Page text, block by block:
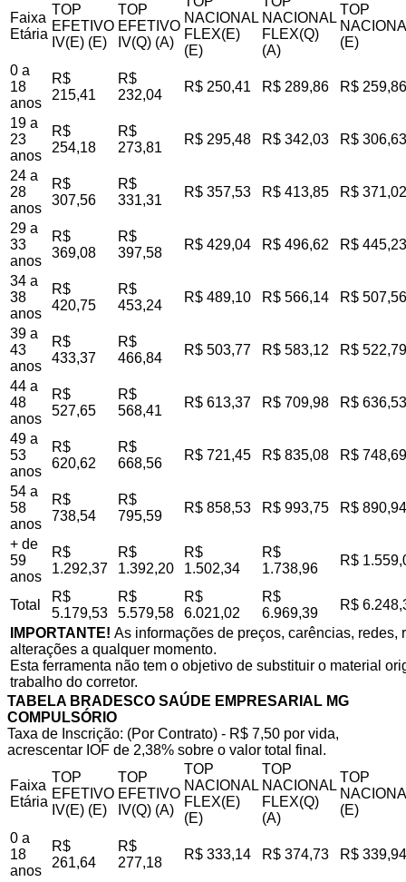
Faixa
Etária
TOP
EFETIVO
IV(E) (E)
TOP
EFETIVO
IV(Q) (A)
NACIONAL
FLEX(E)
(E)
NACIONAL
FLEX(Q)
(A)
TOP
(E)
0 a
18
anos
R$
215,41
R$
232,04
R$ 250,41 R$ 289,86 R$ 259,86
19 a
23
anos
R$
254,18
R$
273,81
R$ 295,48 R$ 342,03 R$ 306,63
24 a
28
anos
R$
307,56
R$
331,31
R$ 357,53 R$ 413,85 R$ 371,02
29 a
33
anos
R$
369,08
R$
397,58
R$ 429,04 R$ 496,62 R$ 445,23
34 a
38
anos
R$
420,75
R$
453,24
R$ 489,10 R$ 566,14 R$ 507,56
39 a
43
anos
R$
433,37
R$
466,84
R$ 503,77 R$ 583,12 R$ 522,79
44 a
48
anos
R$
527,65
R$
568,41
R$ 613,37 R$ 709,98 R$ 636,53
49 a
53
anos
R$
620,62
R$
668,56
R$ 721,45 R$ 835,08 R$ 748,69
54 a
58
anos
R$
738,54
R$
795,59
R$ 858,53 R$ 993,75 R$ 890,94
+ de
59
anos
R$
1.292,37
R$
1.392,20
R$
1.502,34
R$
1.738,96
R$
Total
R$
5.179,53
R$
5.579,58
R$
6.021,02
R$
6.969,39
R$
IMPORTANTE! As informações de preços, carências,
alterações a qualquer momento.
Esta ferramenta não tem o objetivo de substituir o material
trabalho do corretor.
TABELA BRADESCO SAÚDE EMPRESARIAL MG
COMPULSÓRIO
Taxa de Inscrição: (Por Contrato) - R$ 7,50 por vida,
acrescentar IOF de 2,38% sobre o valor total final.
Faixa
Etária
TOP
EFETIVO
IV(E) (E)
TOP
EFETIVO
IV(Q) (A)
TOP
NACIONAL
FLEX(E)
(E)
TOP
NACIONAL
FLEX(Q)
(A)
TOP
(E)
0 a
18
anos
R$
261,64
R$
277,18
R$ 333,14 R$ 374,73 R$ 339,94